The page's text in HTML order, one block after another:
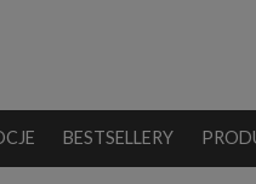
BESTSELLERY